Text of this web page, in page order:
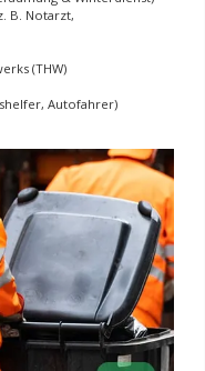
B. Notarzt,
(THW)
Autofahrer)